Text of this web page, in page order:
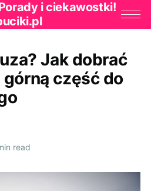
i ciekawostki!
Jak dobrać
część do
read